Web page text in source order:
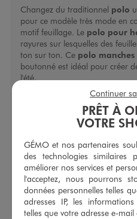
Changez du traditionnel polo
pour ce modèle très mode en
motif feuillage. Le polo pour
rayures sur lesquelles des
ton sur ton. Ce polo manches
boutonné est idéal pour créer
l'été.
Col uni en bord-côte avec trois
Caractéristiques
Longueur du vêtement (en cm)
Type de fermeture : Boutonnière
Type de manche :Manches
PRÊT À
VOTRE
GÉMO et nos partenaires
des technologies
améliorer nos services et
l'acceptez, nous pourrons
données personnelles telles
adresses IP, les
telles que votre adresse e-
Continuer